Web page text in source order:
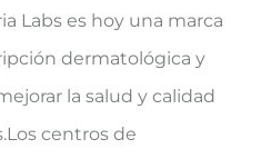
Labs es hoy una marca
dermatológica y
la salud y calidad
centros de